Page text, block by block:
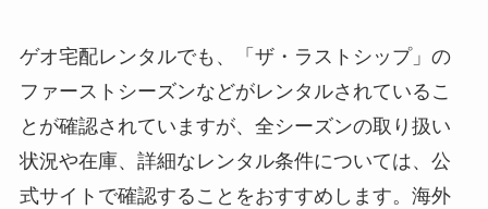
ゲオ宅配レンタルでも、「ザ・ラストシップ」の
ファーストシーズンなどがレンタルされているこ
とが確認されていますが、全シーズンの取り扱い
状況や在庫、詳細なレンタル条件については、公
式サイトで確認することをおすすめします。海外